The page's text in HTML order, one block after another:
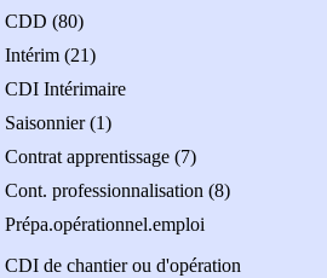
CDD (80)
Intérim (21)
CDI Intérimaire
Saisonnier (1)
Contrat apprentissage (7)
Cont. professionnalisation (8)
Prépa.opérationnel.emploi
CDI de chantier ou d'opération